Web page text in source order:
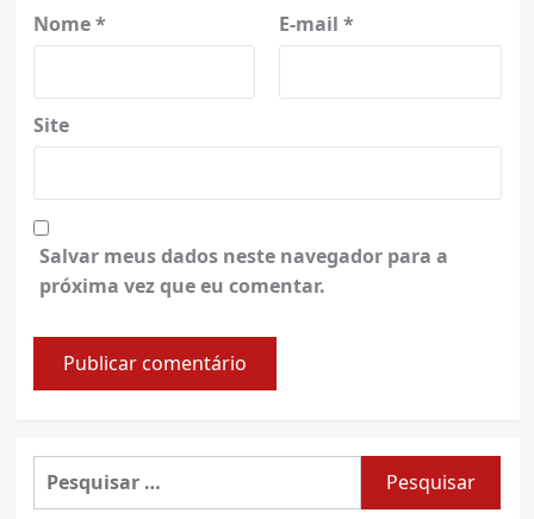
Nome* E-mail *
Site
Salvar meus dados neste navegador para a
próxima vez que eu comentar.
Pesquisar
por: